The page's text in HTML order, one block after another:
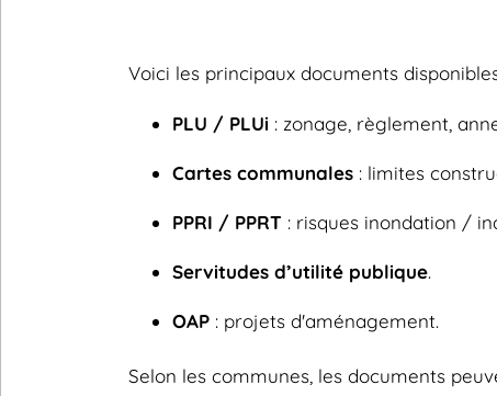
Voici les principaux documents
PLU / PLUi : zonage, règlement,
Cartes communales : limites
PPRI / PPRT : risques inondation /
Servitudes d’utilité publique.
OAP : projets d'aménagement.
Selon les communes, les documents